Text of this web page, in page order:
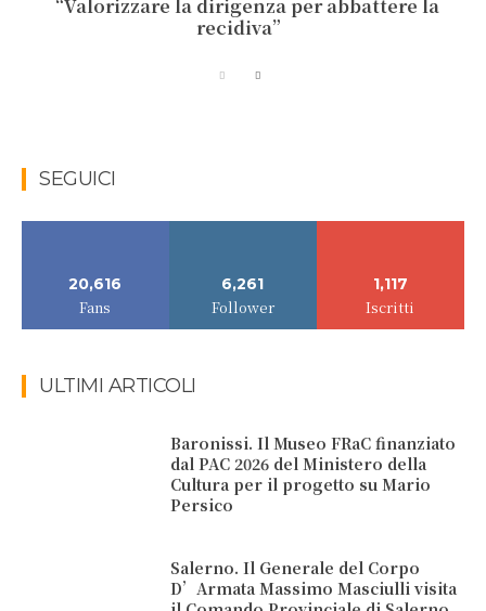
“Valorizzare la dirigenza per abbattere la
recidiva”
SEGUICI
20,616
Fans
6,261
Follower
1,117
Iscritti
ULTIMI ARTICOLI
Baronissi. Il Museo FRaC finanziato
dal PAC 2026 del Ministero della
Cultura per il progetto su Mario
Persico
Salerno. Il Generale del Corpo
D’Armata Massimo Masciulli visita